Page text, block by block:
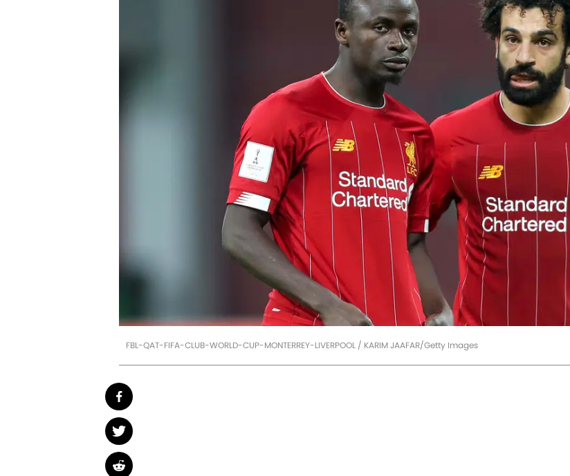
FBL-QAT-FIFA-CLUB-WORLD-CUP-MONTERREY-LIVERPOOL / KARIM JAAFAR/Getty Images